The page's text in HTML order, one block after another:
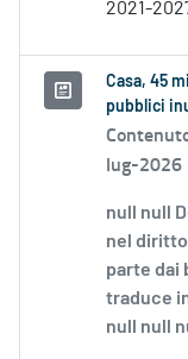
2021-
Casa, 45
pubblici
lug-2026
null null
nel diritto
parte dai
traduce
null null